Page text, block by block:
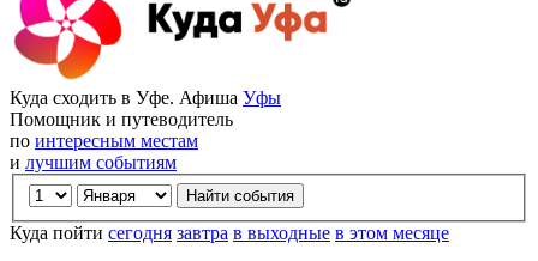
Куда сходить в Уфе. Афиша Уфы
Помощник и путеводитель
по интересным местам
и лучшим событиям
Куда пойти сегодня завтра в выходные в этом месяце